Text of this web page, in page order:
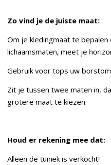
Zo vind je de juiste maat:
Om je kledingmaat te bepalen
lichaamsmaten, meet je
Gebruik voor tops uw
Zit je tussen twee maten in,
grotere maat te kiezen.
Houd er rekening mee dat:
Alleen de tuniek is verkocht!